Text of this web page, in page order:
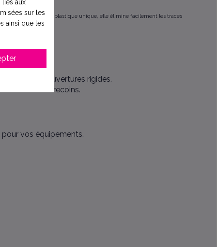
Grâce à sa mousse plastique unique, elle élimine facilement les traces
volets et couvertures rigides.
les moindres recoins.
vos équipements.
liés aux
sur les
ainsi que les